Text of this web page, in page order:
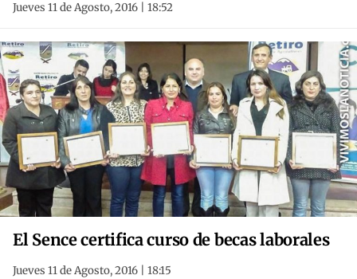
Jueves 11 de Agosto, 2016 | 18:52
El Sence certifica curso de becas laborales
Jueves 11 de Agosto, 2016 | 18:15